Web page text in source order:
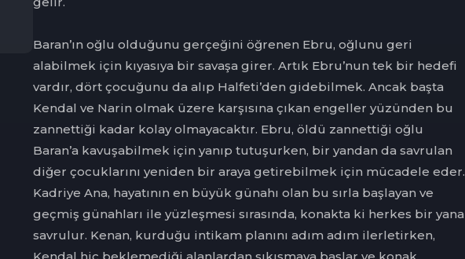
Baran’ın oğlu olduğunu gerçeğini öğrenen Ebru, oğlunu geri
alabilmek için kıyasıya bir savaşa girer. Artık Ebru’nun tek bir hedefi
vardır, dört çocuğunu da alıp Halfeti’den gidebilmek. Ancak başta
Kendal ve Narin olmak üzere karşısına çıkan engeller yüzünden bu
zannettiği kadar kolay olmayacaktır. Ebru, öldü zannettiği oğlu
Baran’a kavuşabilmek için yanıp tutuşurken, bir yandan da savrulan
diğer çocuklarını yeniden bir araya getirebilmek için mücadele eder.
Kadriye Ana, hayatının en büyük günahı olan bu sırla başlayan ve
geçmiş günahları ile yüzleşmesi sırasında, konakta ki herkes bir yana
savrulur. Kenan, kurduğu intikam planını adım adım ilerletirken,